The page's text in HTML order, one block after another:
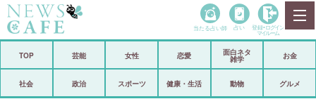
政治
当たる占い師 占い 登録• ログイン
マイルーム
TOP 芸能 女性 恋愛
面白ネタ
雑学
お金
社会 政治 スポーツ 健康・生活 動物 グルメ